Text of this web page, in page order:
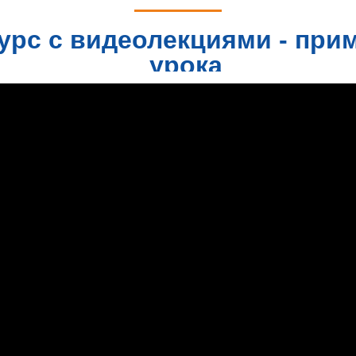
с видеолекциями -
урока